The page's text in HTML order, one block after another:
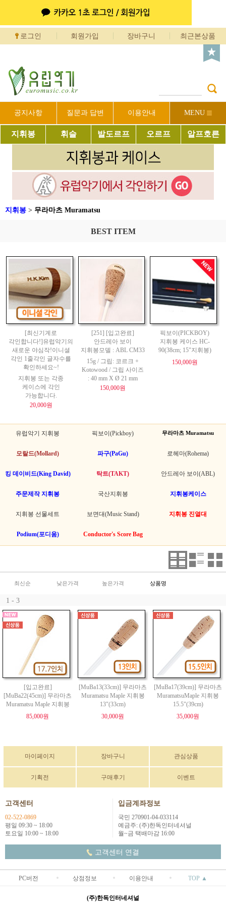
로그인 회원가입 장바구니 최근본상품
공지사항 질문과 답변 이용안내 MENU
지휘봉 휘슬 발도르프 오르프 알프호른
지휘봉 > 무라마츠 Muramatsu
BEST ITEM
[최신기계로
각인합니다!]유럽악기의
새로운 야심작!이니셜
각인 1줄각인 글자수를
확인하세요~!
지휘봉 또는 각종
케이스에 각인
가능합니다.
20,000원
[251] [입고완료]
안드레아 보이
지휘봉모델 : ABL CM33
15g / 그립: 코르크 +
Kotowood / 그립 사이즈
: 40 mm X Ø 21 mm
150,000원
픽보이(PICKBOY)
지휘봉 케이스 HC-
90(38cm; 15"지휘봉)
150,000원
유럽악기 지휘봉 픽보이(Pickboy) 무라마츠 Muramatsu
모랄드(Mollard) 파구(PaGu) 로헤마(Rohema)
킹 데이비드(King David) 탁트(TAKT) 안드레아 보이(ABL)
주문제작 지휘봉 국산지휘봉 지휘봉케이스
지휘봉 선물세트 보면대(Music Stand) 지휘봉 진열대
Podium(포디움) Conductor's Score Bag
최신순 낮은가격 높은가격 상품명
1 - 3
[입고완료]
[MuBa22(45cm)] 무라마츠
Muramatsu Maple 지휘봉
85,000원
[MuBa13(33cm)] 무라마츠
Muramatsu Maple 지휘봉
13"(33cm)
30,000원
[MuBa17(39cm)] 무라마츠
MuramatsuMaple 지휘봉
15.5"(39cm)
35,000원
마이페이지 장바구니 관심상품
기획전 구매후기 이벤트
고객센터
02-522-0869
평일 09:30 ~ 18:00
토요일 10:00 ~ 18:00
입금계좌정보
국민 270901-04-033114
예금주: (주)한독인터네셔널
월~금 택배마감 16:00
고객센터 연결
PC버전 상점정보 이용안내 TOP ▲
(주)한독인터네셔널